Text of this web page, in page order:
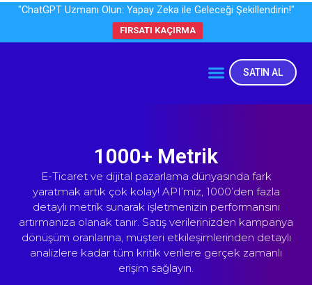
"ChatGPT Uzmanı Olun: Yapay Zeka ile Geleceği Şekillendirin!"
FIRSATI KAÇIRMA
SATIN AL
1000+ Metrik
E-Ticaret ve dijital pazarlama dünyasında fark
yaratmak artık çok kolay! API’miz, 1000’den fazla
detaylı metrik sunarak işletmenizin performansını
artırmanıza olanak tanır. Satış verilerinizden kampanya
dönüşüm oranlarına, müşteri etkileşimlerinden detaylı
analizlere kadar tüm kritik verilere gerçek zamanlı
erişim sağlayın.